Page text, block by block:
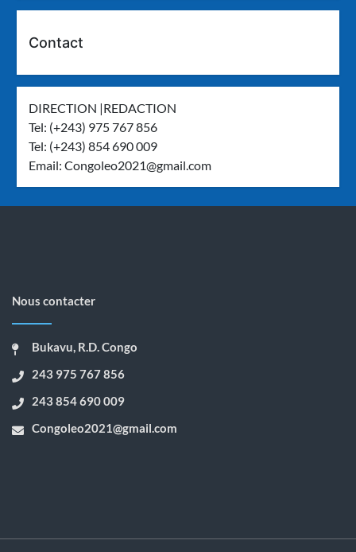
Contact
DIRECTION |REDACTION
Tel: (+243) 975 767 856
Tel: (+243) 854 690 009
Email:Congoleo2021@gmail.com
Nous contacter
Bukavu, R.D. Congo
243 975 767 856
243 854 690 009
Congoleo2021@gmail.com